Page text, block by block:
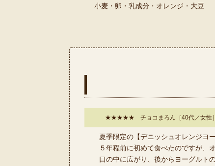
小麦・卵・乳成分・オレンジ・大豆
★★★★★ チョコまろん［40代／女性］
夏季限定の【デニッシュオレンジヨ
５年程前に初めて食べたのですが、
口の中に広がり、後からヨーグルト